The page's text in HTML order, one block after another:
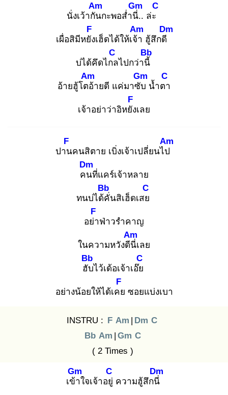
นั่งเว้ากัน
Am
กะพอส่ำนี่.
Gm
. ล่ะ
C
เผื่อสิมีหยัง
F
เฮ็ดได้ให้เจ้า
Am
ฮู้สึกดี
Dm
บ่ได้คึดไกล
C
ไปกว่านี้
Bb
อ้ายฮู้โตอ้
Am
ายดี แค่มาซับ
Gm
น้ำตา
C
เจ้าอย่าว่าอิหยัง
F
เลย
ปาน
F
คนสิตาย เบิ่งเจ้าเปลี่ยนไป
Am
คน
Dm
ที่แคร์เจ้าหลาย
ทนบ่ได้คั่
Bb
นสิเฮ็ดเสย
C
อย่า
F
ฟ่าวรำคาญ
ในความหวังดีนี่
Am
เลย
ฮับ
Bb
ไว้เด้อเจ้าเอ๊ย
C
อย่างน้อยให้ได้เคย
F
ซอยแบ่งเบา
INSTRU : F Am | Dm C
Bb Am | Gm C
( 2 Times )
เข้า
Gm
ใจเจ้าอยู่
C
ความฮู้สึกนี่
Dm